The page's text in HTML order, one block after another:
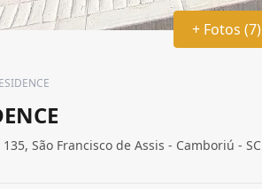
+ Fotos (7)
São Francisco de Assis - Camboriú - SC